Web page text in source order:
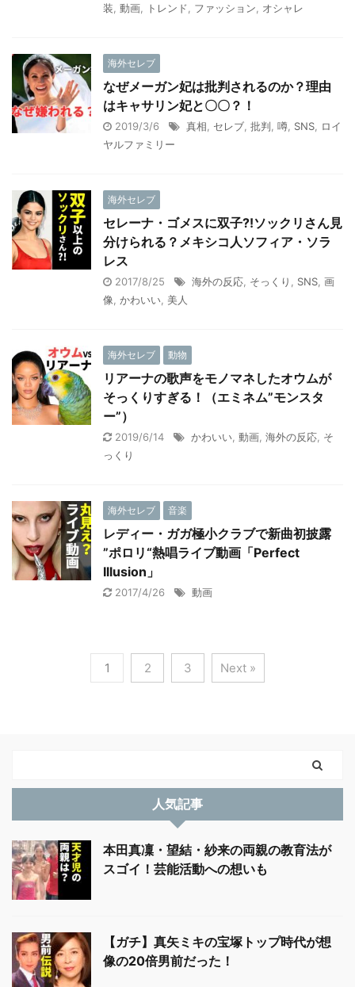
装, 動画, トレンド, ファッション, オシャレ
海外セレブ
なぜメーガン妃は批判されるのか？理由
はキャサリン妃と〇〇？！
2019/3/6 真相, セレブ, 批判, 噂, SNS, ロイ
ヤルファミリー
海外セレブ
セレーナ・ゴメスに双子?!ソックリさん見
分けられる？メキシコ人ソフィア・ソラ
レス
2017/8/25 海外の反応, そっくり , SNS, 画
像, かわいい, 美人
海外セレブ 動物
リアーナの歌声をモノマネしたオウムが
そっくりすぎる！（エミネム”モンスタ
ー”）
2019/6/14 かわいい, 動画, 海外の反応, そ
っくり
海外セレブ 音楽
レディー・ガガ極小クラブで新曲初披露
”ポロリ“熱唱ライブ動画「Perfect
Illusion」
2017/4/26 動画
1 2 3 Next »
人気記事
本田真凜・望結・紗来の両親の教育法が
スゴイ！芸能活動への想いも
【ガチ】真矢ミキの宝塚トップ時代が想
像の20倍男前だった！